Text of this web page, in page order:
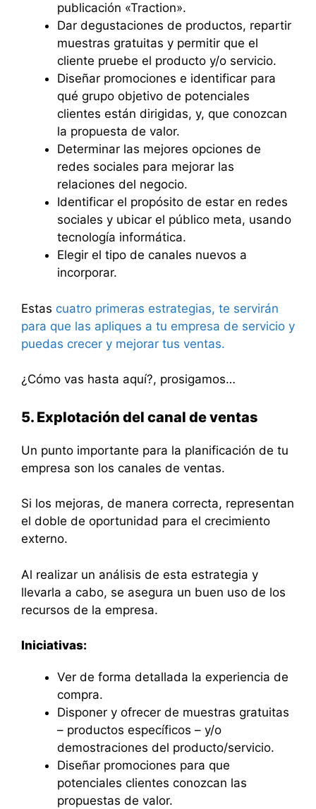
publicación «Traction».
Dar degustaciones de productos, repartir
muestras gratuitas y permitir que el
cliente pruebe el producto y/o servicio.
Diseñar promociones e identificar para
qué grupo objetivo de potenciales
clientes están dirigidas, y, que conozcan
la propuesta de valor.
Determinar las mejores opciones de
redes sociales para mejorar las
relaciones del negocio.
Identificar el propósito de estar en redes
sociales y ubicar el público meta, usando
tecnología informática.
Elegir el tipo de canales nuevos a
incorporar.
Estas cuatro primeras estrategias, te servirán
para que las apliques a tu empresa de servicio y
puedas crecer y mejorar tus ventas.
¿Cómo vas hasta aquí?, prosigamos…
5. Explotación del canal de ventas
Un punto importante para la planificación de tu
empresa son los canales de ventas.
Si los mejoras, de manera correcta, representan
el doble de oportunidad para el crecimiento
externo.
Al realizar un análisis de esta estrategia y
llevarla a cabo, se asegura un buen uso de los
recursos de la empresa.
Iniciativas:
Ver de forma detallada la experiencia de
compra.
Disponer y ofrecer de muestras gratuitas
– productos específicos – y/o
demostraciones del producto/servicio.
Diseñar promociones para que
potenciales clientes conozcan las
propuestas de valor.